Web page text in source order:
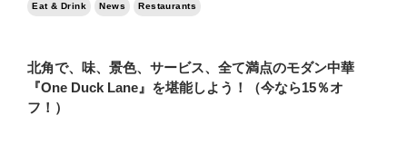
Eat & Drink News Restaurants
北角で、味、景色、サービス、全て満点のモダン中華
『One Duck Lane』を堪能しよう！（今なら15％オ
フ！）